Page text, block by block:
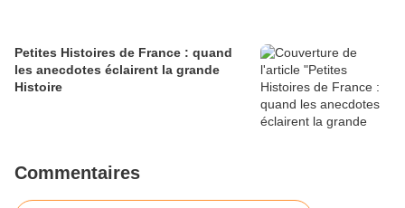
Petites Histoires de France : quand
les anecdotes éclairent la grande
Histoire
Commentaires